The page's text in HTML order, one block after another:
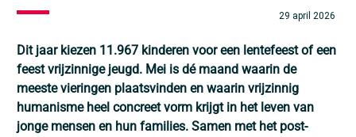
29 april 2026
Dit jaar kiezen 11.967 kinderen voor een lentefeest of een
feest vrijzinnige jeugd. Mei is dé maand waarin de
meeste vieringen plaatsvinden en waarin vrijzinnig
humanisme heel concreet vorm krijgt in het leven van
jonge mensen en hun families. Samen met het post-